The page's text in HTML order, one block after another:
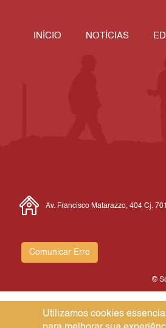
INÍCIO NOTÍCIAS
Av. Francisco Matarazzo, 404 Cj.
Comunicar Erro
©
Utilizamos cookies